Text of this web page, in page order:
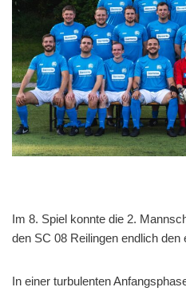
Im 8. Spiel konnte die 2.
den SC 08 Reilingen endlich
In einer turbulenten